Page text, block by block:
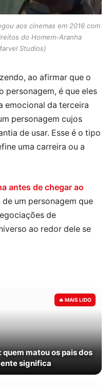
aos cinemas em 2016 com
do Homem-Aranha
Studios)
ao afirmar que o
personagem, é que eles
emocional da terceira
personagem cujos
de usar. Esse é o tipo
uma carreira ou a
antes de chegar ao
um personagem que
de
ao redor dele se
quem matou os pais dos
significa